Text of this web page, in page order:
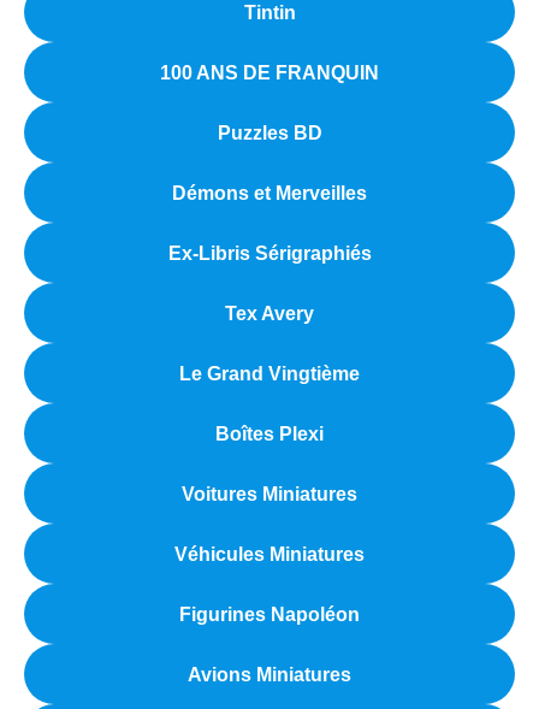
Tintin
100 ANS DE FRANQUIN
Puzzles BD
Démons et Merveilles
Ex-Libris Sérigraphiés
Tex Avery
Le Grand Vingtième
Boîtes Plexi
Voitures Miniatures
Véhicules Miniatures
Figurines Napoléon
Avions Miniatures